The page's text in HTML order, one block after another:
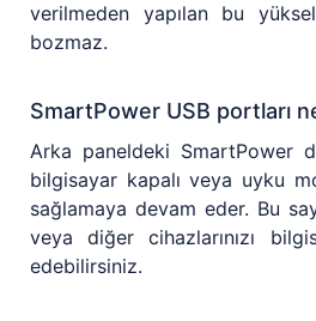
verilmeden yapılan bu
bozmaz.
SmartPower USB portları
Arka paneldeki SmartPower
bilgisayar kapalı veya uyku
sağlamaya devam eder. Bu
veya diğer cihazlarınızı
edebilirsiniz.